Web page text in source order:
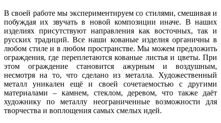
В своей работе мы экспериментируем со стилями, смешивая и
побуждая их звучать в новой композиции иначе. В наших
изделиях присутствуют направления как восточных, так и
русских традиций. Все наши кованые изделия органичны в
любом стиле и в любом пространстве. Мы можем предложить
ограждения, где переплетаются кованые листья и цветы. При
этом ограждение становится ажурным и воздушным,
несмотря на то, что сделано из металла. Художественный
металл уникален ещё и своей сочетаемостью с другими
материалами – камнем, стеклом, деревом, что также даёт
художнику по металлу неограниченные возможности для
творчества и воплощения самых смелых идей.